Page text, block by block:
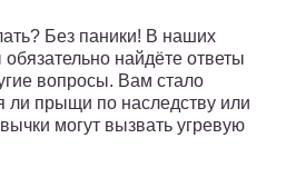
Без паники! В наших
найдёте ответы
вопросы. Вам стало
ли прыщи по наследству или
могут вызвать угревую